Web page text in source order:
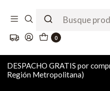
0
DESPACHO GRATIS por
Región Metropolitana)